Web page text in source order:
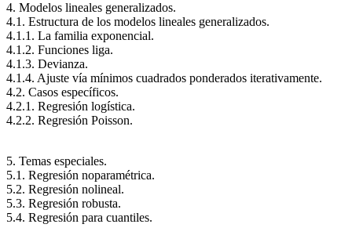
4. Modelos lineales generalizados.
4.1. Estructura de los modelos lineales generalizados.
4.1.1. La familia exponencial.
4.1.2. Funciones liga.
4.1.3. Devianza.
4.1.4. Ajuste vía mínimos cuadrados ponderados iterativamente.
4.2. Casos específicos.
4.2.1. Regresión logística.
4.2.2. Regresión Poisson.
5. Temas especiales.
5.1. Regresión noparamétrica.
5.2. Regresión nolineal.
5.3. Regresión robusta.
5.4. Regresión para cuantiles.